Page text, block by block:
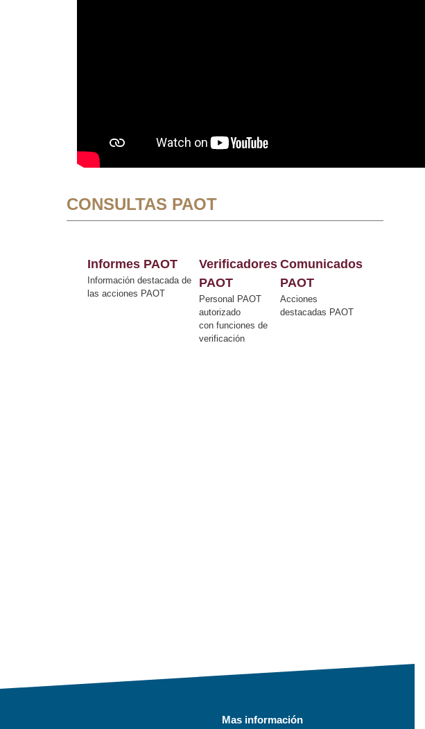
CONSULTAS PAOT
Informes PAOT
Información destacada de
las acciones PAOT
Verificadores
PAOT
Personal PAOT
autorizado
con funciones de
verificación
Comunicados
PAOT
Acciones
destacadas PAOT
Mas información